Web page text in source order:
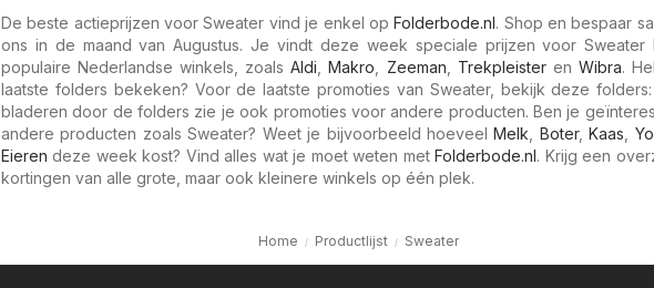
De beste actieprijzen voor Sweater vind je enkel opFolderbode.nl. Shop en bespaar
ons in de maand van Augustus. Je vindt deze week speciale prijzen voor Sweater
populaire Nederlandse winkels, zoalsAldi ,Makro Zeeman Trekpleisteren Wibra.
laatste folders bekeken? Voor de laatste promoties van Sweater, bekijk deze
bladeren door de folders zie je ook promoties voor andere producten. Ben je
andere producten zoals Sweater? Weet je bijvoorbeeld hoeveelMelk Boter,Kaas
Eieren deze week kost? Vind alles wat je moet weten metFolderbode.nl. Krijg een
kortingen van alle grote, maar ook kleinere winkels op één plek.
Home Productlijst Sweater